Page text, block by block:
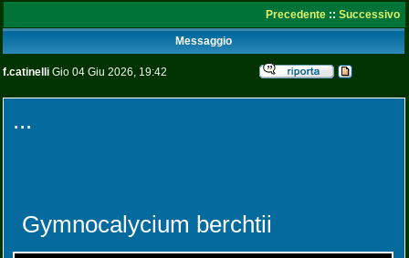
Precedente :: Successivo
Messaggio
f.catinelli Gio 04 Giu 2026, 19:42
...
Gymnocalycium berchtii